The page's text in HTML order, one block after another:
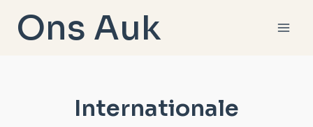
naarOns Auk
Internationale